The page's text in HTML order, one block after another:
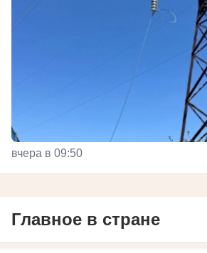
вчера в 09:50
Главное в стране